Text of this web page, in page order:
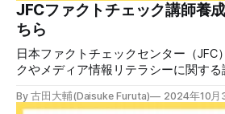
JFCファクトチェック講師養
ちら
日本ファクトチェックセンター（JFC
クやメディア情報リテラシーに関す
認定バッジと教室や職場などで利用
By 古田大輔(Daisuke Furuta) 2024年10月